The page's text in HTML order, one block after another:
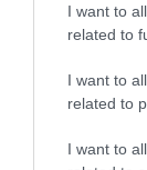
I want to
related to
I want to
related to
I want to
06.08.2026 |
Αθήνα: